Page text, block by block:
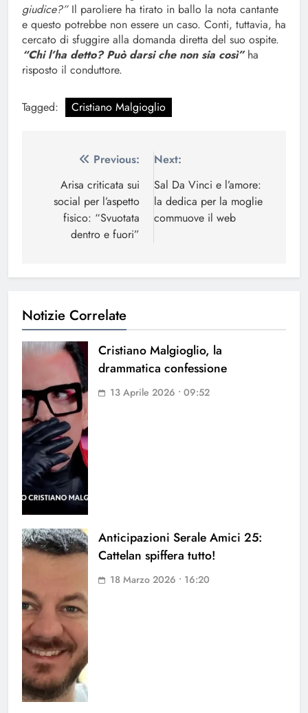
giudice?”Il paroliere ha tirato in ballo la nota cantante
e questo potrebbe non essere un caso. Conti, tuttavia, ha
cercato di sfuggire alla domanda diretta del suo ospite.
“Chi l’ha detto? Può darsi che non sia così”ha
risposto il conduttore.
Tagged: Cristiano Malgioglio
Navigazione
articoli
Previous:
Arisa criticata sui
social per l’aspetto
fisico: “Svuotata
dentro e fuori”
Next:
Sal Da Vinci e l’amore:
la dedica per la moglie
commuove il web
Notizie Correlate
Cristiano Malgioglio, la
drammatica confessione
13 Aprile 2026 • 09:52
Anticipazioni Serale Amici 25:
Cattelan spiffera tutto!
18 Marzo 2026 • 16:20